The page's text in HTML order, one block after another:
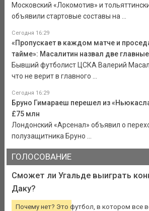
Московский «Локомотив» и
объявили стартовые составы на ...
Сегодня 16:29
«Пропускает в каждом матче и
тайме»: Масалитин назвал две
Бывший футболист ЦСКА Валерий
что не верит в главного ...
Сегодня 16:29
Бруно Гимараеш перешел из
£75 млн
Лондонский «Арсенал» объявил о
полузащитника Бруно ...
ГОЛОСОВАНИЕ
Сможет ли Угальде выиграть
Даку?
Почему нет? Это футбол, в котором все